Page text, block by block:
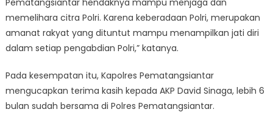
memelihara citra Polri. Karena keberadaan Polri, merupakan
amanat rakyat yang dituntut mampu menampilkan jati diri
dalam setiap pengabdian Polri,” katanya.
Pada kesempatan itu, Kapolres Pematangsiantar
mengucapkan terima kasih kepada AKP David Sinaga, lebih 6
bulan sudah bersama di Polres Pematangsiantar.